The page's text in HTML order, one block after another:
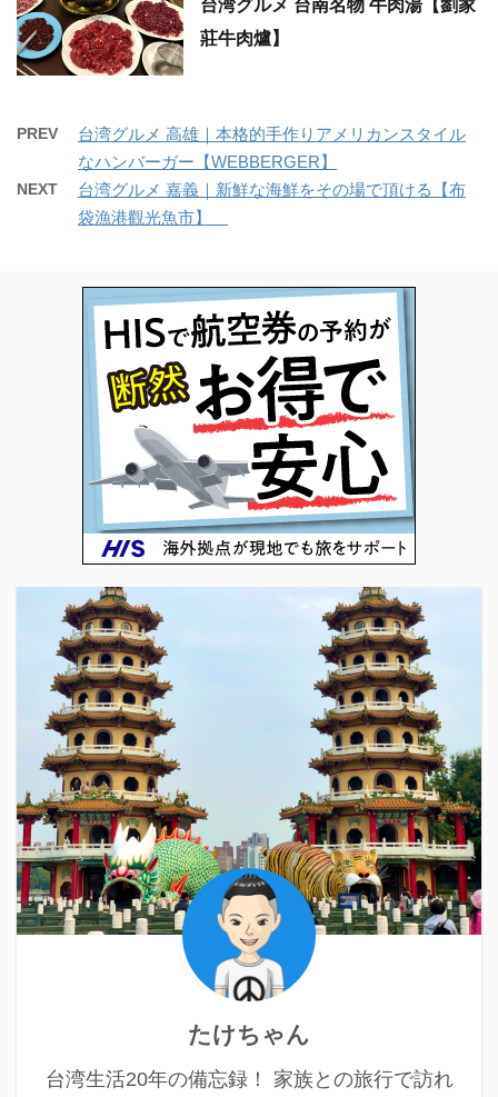
台湾グルメ 台南名物 牛肉湯【劉家
莊牛肉爐】
PREV
台湾グルメ 高雄｜本格的手作りアメリカンスタイル
なハンバーガー【WEBBERGER】
NEXT
台湾グルメ 嘉義｜新鮮な海鮮をその場で頂ける【布
袋漁港觀光魚市】
たけちゃん
台湾生活20年の備忘録！ 家族との旅行で訪れ